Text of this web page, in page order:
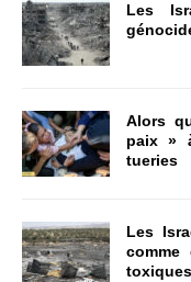
Les
Alors
paix »
tueries
Les
comme
toxiques